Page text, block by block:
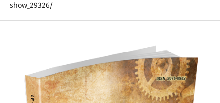
show_29326/